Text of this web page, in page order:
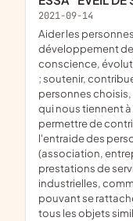
2021-09-14
aider les personnes à s'ouvrir sur la connaissance et le
développement de
conscience,
; soutenir,
personnes
qui nous tiennent
permettre de
l'entraide des
(association,
prestations de
industrielles,
pouvant se
tous les objets